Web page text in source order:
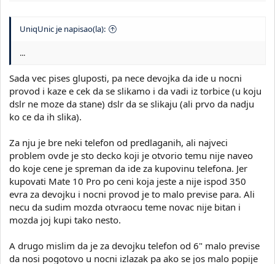
UniqUnic je napisao(la):
...
Sada vec pises gluposti, pa nece devojka da ide u nocni
provod i kaze e cek da se slikamo i da vadi iz torbice (u koju
dslr ne moze da stane) dslr da se slikaju (ali prvo da nadju
ko ce da ih slika).
Za nju je bre neki telefon od predlaganih, ali najveci
problem ovde je sto decko koji je otvorio temu nije naveo
do koje cene je spreman da ide za kupovinu telefona. Jer
kupovati Mate 10 Pro po ceni koja jeste a nije ispod 350
evra za devojku i nocni provod je to malo previse para. Ali
necu da sudim mozda otvraocu teme novac nije bitan i
mozda joj kupi tako nesto.
A drugo mislim da je za devojku telefon od 6" malo previse
da nosi pogotovo u nocni izlazak pa ako se jos malo popije